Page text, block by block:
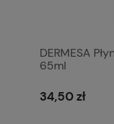
DERMESA
65ml
34,50 zł